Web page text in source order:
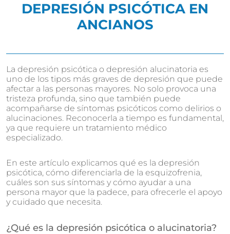
DEPRESIÓN PSICÓTICA EN
ANCIANOS
La depresión psicótica o depresión alucinatoria es
uno de los tipos más graves de depresión que puede
afectar a las personas mayores. No solo provoca una
tristeza profunda, sino que también puede
acompañarse de síntomas psicóticos como delirios o
alucinaciones. Reconocerla a tiempo es fundamental,
ya que requiere un tratamiento médico
especializado.
En este artículo explicamos qué es la depresión
psicótica, cómo diferenciarla de la esquizofrenia,
cuáles son sus síntomas y cómo ayudar a una
persona mayor que la padece, para ofrecerle el apoyo
y cuidado que necesita.
¿Qué es la depresión psicótica o alucinatoria?